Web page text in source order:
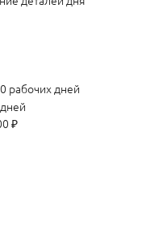
рабочих дней
₽